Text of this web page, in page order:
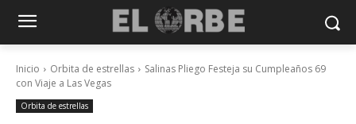
Inicio Orbita de estrellas
Salinas Pliego Festeja su Cumpleaños 69
con Viaje a Las Vegas
Orbita de estrellas